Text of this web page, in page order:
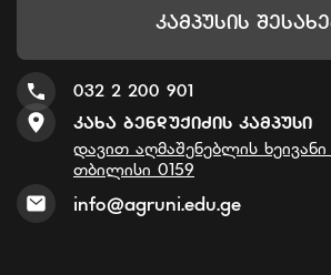
Კამპუსის
032 2 200 901
Კახა Ბენდუქიძის Კამპუსი
დავით აღმაშენებლის
თბილისი 0159
info@agruni.edu.ge